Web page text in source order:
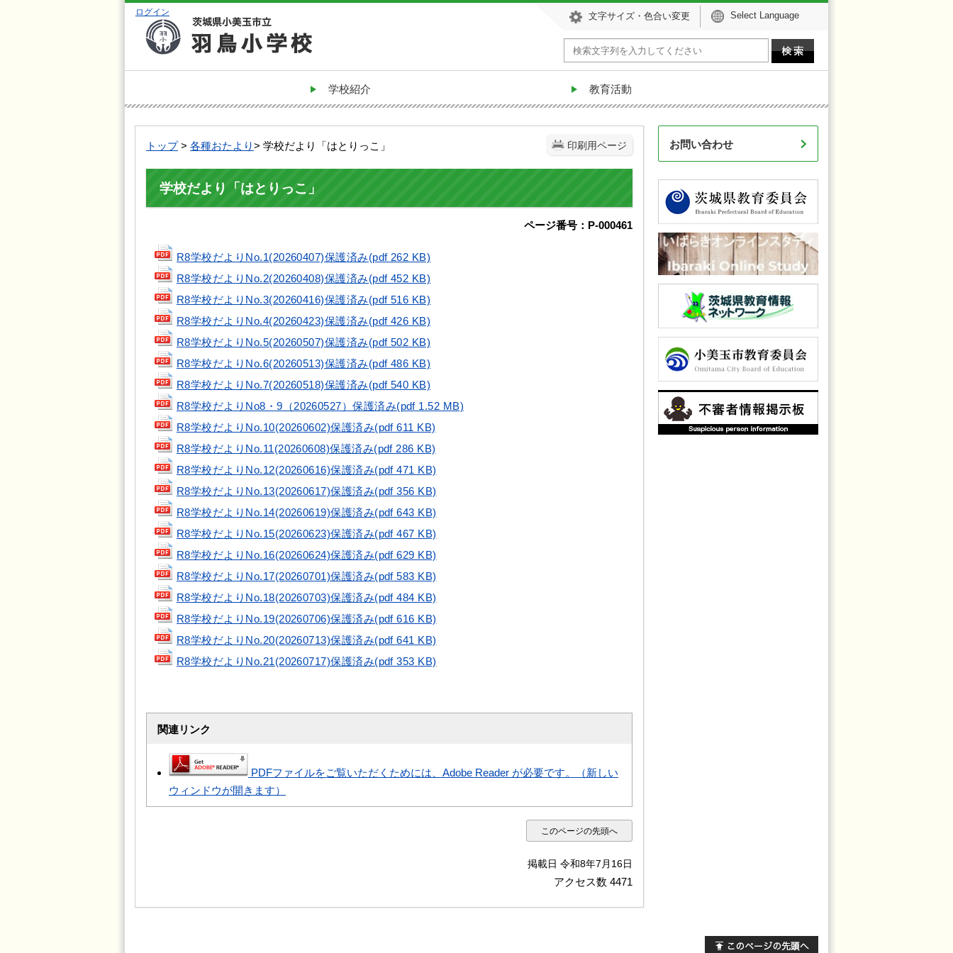
文字サイズ・色合い変更 Select Language
ログイン
学校紹介 教育活動
印刷用ページ
トップ> 各種おたより> 学校だより「はとりっこ」
学校だより「はとりっこ」
ページ番号：P-000461
R8学校だよりNo.1(20260407)保護済み(pdf 262 KB)
R8学校だよりNo.2(20260408)保護済み(pdf 452 KB)
R8学校だよりNo.3(20260416)保護済み(pdf 516 KB)
R8学校だよりNo.4(20260423)保護済み(pdf 426 KB)
R8学校だよりNo.5(20260507)保護済み(pdf 502 KB)
R8学校だよりNo.6(20260513)保護済み(pdf 486 KB)
R8学校だよりNo.7(20260518)保護済み(pdf 540 KB)
R8学校だよりNo8・9（20260527）保護済み(pdf 1.52 MB)
R8学校だよりNo.10(20260602)保護済み(pdf 611 KB)
R8学校だよりNo.11(20260608)保護済み(pdf 286 KB)
R8学校だよりNo.12(20260616)保護済み(pdf 471 KB)
R8学校だよりNo.13(20260617)保護済み(pdf 356 KB)
R8学校だよりNo.14(20260619)保護済み(pdf 643 KB)
R8学校だよりNo.15(20260623)保護済み(pdf 467 KB)
R8学校だよりNo.16(20260624)保護済み(pdf 629 KB)
R8学校だよりNo.17(20260701)保護済み(pdf 583 KB)
R8学校だよりNo.18(20260703)保護済み(pdf 484 KB)
R8学校だよりNo.19(20260706)保護済み(pdf 616 KB)
R8学校だよりNo.20(20260713)保護済み(pdf 641 KB)
R8学校だよりNo.21(20260717)保護済み(pdf 353 KB)
関連リンク
PDFファイルをご覧いただくためには、Adobe Reader が必要です。（新しい
ウィンドウが開きます）
このページの先頭へ
掲載日 令和8年7月16日
アクセス数 4471
お問い合わせ